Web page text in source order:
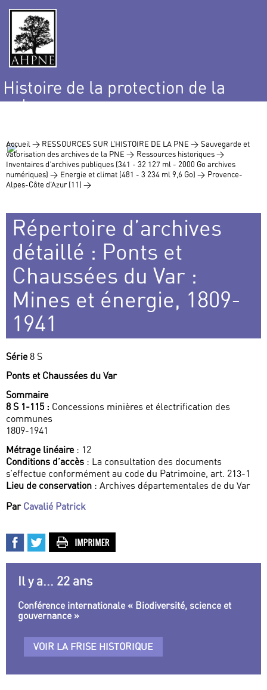
Histoire de la protection de la
nature
Accueil > RESSOURCES SUR L’HISTOIRE DE LA PNE > Sauvegarde et
valorisation des archives de la PNE > Ressources historiques >
Inventaires d’archives publiques (341 - 32 127 ml - 2000 Go archives
numériques) > Energie et climat (481 - 3 234 ml 9,6 Go) > Provence-
Alpes-Côte d’Azur (11) >
Répertoire d’archives
détaillé : Ponts et
Chaussées du Var :
Mines et énergie, 1809-
1941
Série8 S
Ponts et Chaussées du Var
Sommaire
8 S 1-115 : Concessions minières et électrification des
communes
1809-1941
Métrage linéaire: 12
Conditions d’accès : La consultation des documents
s’effectue conformément au code du Patrimoine, art. 213-1
Lieu de conservation : Archives départementales de du Var
Par Cavalié Patrick
Il y a... 22 ans
Conférence internationale « Biodiversité, science et
gouvernance »
VOIR LA FRISE HISTORIQUE